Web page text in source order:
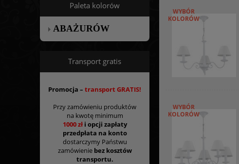
Paleta kolorów
ABAŻURÓW
Transport gratis
Promocja – transport GRATIS!
Przy zamówieniu produktów
na kwotę minimum
1000 złi opcji zapłaty
przedpłata na konto
dostarczymy Państwu
zamówienie bez kosztów
transportu.
WYBÓR
KOLORÓW
WYBÓR
KOLORÓW